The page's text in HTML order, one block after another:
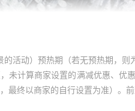
的活动）预热期（若无预热期，
未计算商家设置的满减优惠、
终以商家的自行设置为准）。